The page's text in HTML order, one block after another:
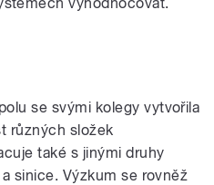
se svými kolegy vytvořila
různých složek
také s jinými druhy
sinice. Výzkum se rovněž